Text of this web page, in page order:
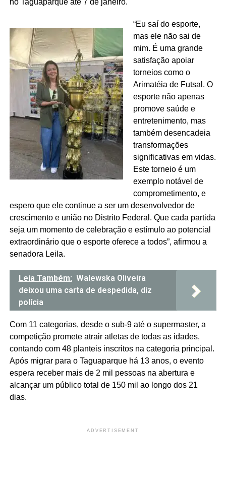
no Taguaparque até 7 de janeiro.
“Eu saí do esporte,
mas ele não sai de
mim. É uma grande
satisfação apoiar
torneios como o
Arimatéia de Futsal. O
esporte não apenas
promove saúde e
entretenimento, mas
também desencadeia
transformações
significativas em vidas.
Este torneio é um
exemplo notável de
comprometimento, e
espero que ele continue a ser um desenvolvedor de
crescimento e união no Distrito Federal. Que cada partida
seja um momento de celebração e estímulo ao potencial
extraordinário que o esporte oferece a todos”, afirmou a
senadora Leila.
Leia Também: Walewska Oliveira
deixou uma carta de despedida, diz
polícia
Com 11 categorias, desde o sub-9 até o supermaster, a
competição promete atrair atletas de todas as idades,
contando com 48 planteis inscritos na categoria principal.
Após migrar para o Taguaparque há 13 anos, o evento
espera receber mais de 2 mil pessoas na abertura e
alcançar um público total de 150 mil ao longo dos 21
dias.
ADVERTISEMENT